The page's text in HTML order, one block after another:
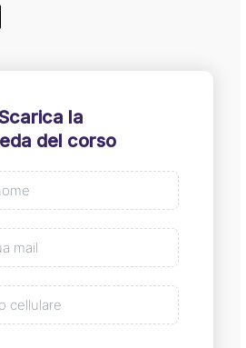
la
del corso